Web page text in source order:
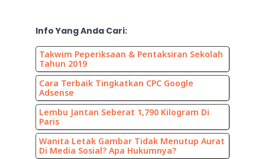
Info Yang Anda Cari:
Takwim Peperiksaan & Pentaksiran Sekolah
Tahun 2019
Cara Terbaik Tingkatkan CPC Google
Adsense
Lembu Jantan Seberat 1,790 Kilogram Di
Paris
Wanita Letak Gambar Tidak Menutup Aurat
Di Media Sosial? Apa Hukumnya?